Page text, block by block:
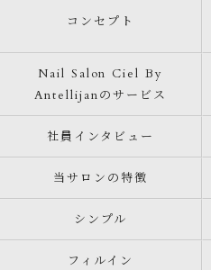
コンセプト
Nail Salon Ciel By
Antellijanのサービス
社員インタビュー
当サロンの特徴
シンプル
フィルイン